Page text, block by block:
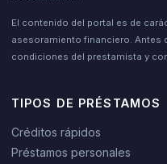
El contenido del portal es de
asesoramiento financiero. Antes
condiciones del prestamista y
TIPOS DE PRÉSTAMOS
Créditos rápidos
Préstamos personales